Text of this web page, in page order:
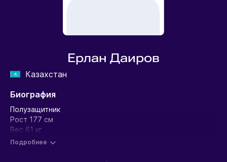
Ерлан Даиров
Казахстан
Биография
Полузащитник
Рост 177 см
Вес 61 кг
Подробнее